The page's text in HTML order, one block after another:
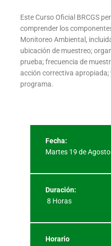
Este Curso Oficial BRCGS
comprender los
Monitoreo Ambiental,
ubicación de muestreo;
prueba; frecuencia de
acción correctiva apropiada;
programa.
Fecha:
Martes 19 de
Duración:
8 Horas
Horario